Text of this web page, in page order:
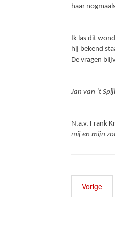
haar
Ik las dit
hij bekend
De vragen
Jan van ’t
N.a.v. Frank
mij en mijn
Vorige